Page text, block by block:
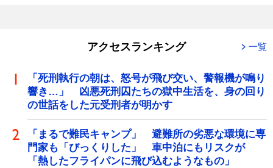
アクセスランキング 一覧
「死刑執行の朝は、怒号が飛び交い、警報機が鳴り
響き…」 凶悪死刑囚たちの獄中生活を、身の回り
の世話をした元受刑者が明かす
「まるで難民キャンプ」 避難所の劣悪な環境に専
門家も「びっくりした」 車中泊にもリスクが
「熱したフライパンに飛び込むようなもの」